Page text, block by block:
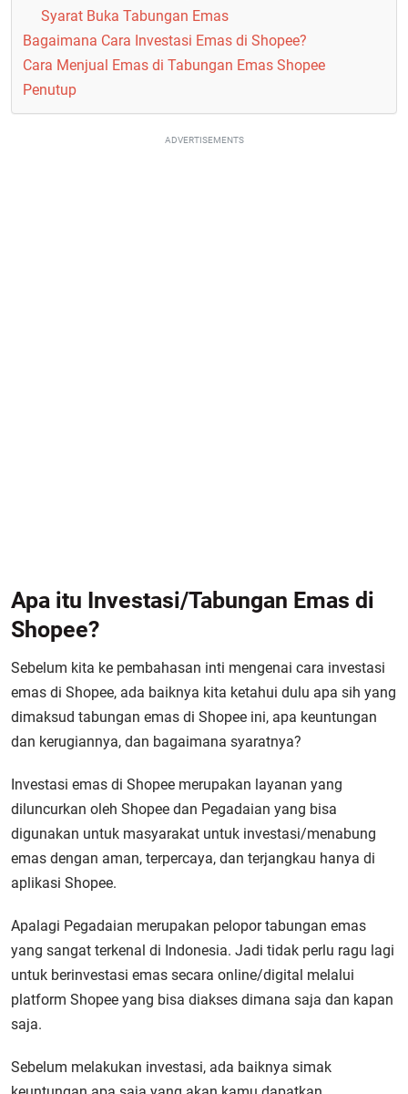
Syarat Buka Tabungan Emas
Bagaimana Cara Investasi Emas di Shopee?
Cara Menjual Emas di Tabungan Emas Shopee
Penutup
ADVERTISEMENTS
Apa itu Investasi/Tabungan Emas di
Shopee?
Sebelum kita ke pembahasan inti mengenai cara investasi
emas di Shopee, ada baiknya kita ketahui dulu apa sih yang
dimaksud tabungan emas di Shopee ini, apa keuntungan
dan kerugiannya, dan bagaimana syaratnya?
Investasi emas di Shopee merupakan layanan yang
diluncurkan oleh Shopee dan Pegadaian yang bisa
digunakan untuk masyarakat untuk investasi/menabung
emas dengan aman, terpercaya, dan terjangkau hanya di
aplikasi Shopee.
Apalagi Pegadaian merupakan pelopor tabungan emas
yang sangat terkenal di Indonesia. Jadi tidak perlu ragu lagi
untuk berinvestasi emas secara online/digital melalui
platform Shopee yang bisa diakses dimana saja dan kapan
saja.
Sebelum melakukan investasi, ada baiknya simak